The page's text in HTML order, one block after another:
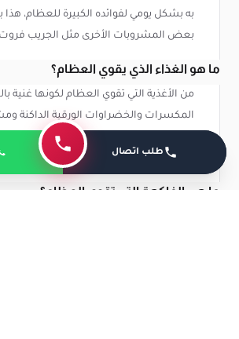
به بشكل يومي لفوائده الكبيرة للعظام، هذا
بعض المشروبات الأخرى مثل الجريب
ما هو الغذاء الذي يقوي العظام؟
من الأغذية التي تقوي العظام لكونها غنية
المكسرات والخضراوات الورقية الداكنة
والأسماك، هذا بالإضافة إلى أن بعضهم
جيدة من البروتين كذلك وليس الكالسيوم
ما هي الفاكهة التي تقوي العظام؟
طلب اتصال